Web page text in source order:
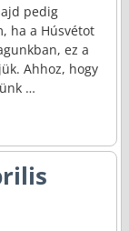
pedig
ha a Húsvétot
ez a
Ahhoz, hogy
…